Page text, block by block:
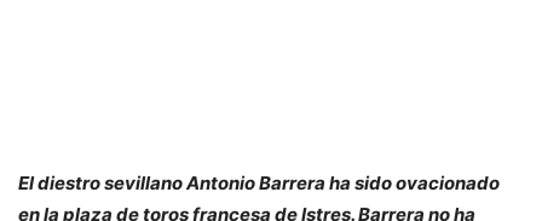
El diestro sevillano Antonio Barrera ha sido ovacionado
en la plaza de toros francesa de Istres. Barrera no ha